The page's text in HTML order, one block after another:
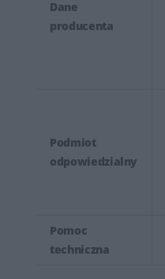
Dane
producenta
Podmiot
odpowiedzialny
Pomoc
techniczna